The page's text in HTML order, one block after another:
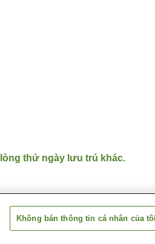
thử ngày lưu trú khác.
Không bán thông tin cá nhân của tôi